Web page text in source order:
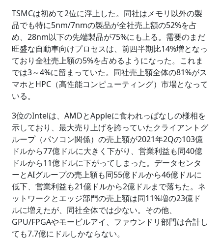
TSMCは初めて2位に浮上した。同社はメモリ以外の製
品でも特に5nm/7nmの製品が全社売上額の52%を占
め、28nm以下の先端製品が75%にも上る。需要のまだ
旺盛な自動車向けプロセスは、前四半期比14%増となっ
ており全社売上額の5%を占めるようになった。これま
では3～4%に留まっていた。同社売上額全体の81%がス
マホとHPC（高性能コンピューティング）市場となって
いる。
3位のIntelは、AMDとAppleに食われっぱなしの様相を
示しており、最大売り上げを誇っていたクライアントグ
ループ（パソコン関係）の売上額が2021年2Qの103億
ドルから77億ドルに大きく下がり、営業利益も同40億
ドルから11億ドルに下がってしまった。データセンタ
ーとAIグループの売上額も同55億ドルから46億ドルに
低下、営業利益も21億ドルから2億ドルまで落ちた。ネ
ットワークとエッジ部門の売上額は同11%増の23億ド
ルに増えたが、同社全体では少ない。その他、
GPU/FPGAやモービルアイ、ファウンドリ部門は合計し
ても7.7億にドルしかならない。